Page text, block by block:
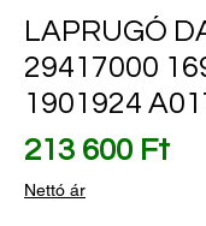
LAPRUGÓ
29417000
1901924
213 600 FtÁr
Nettó ár